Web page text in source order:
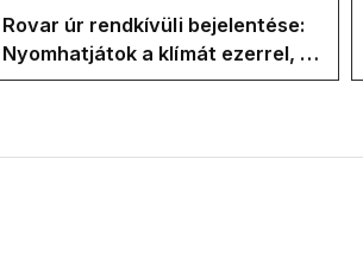
kialakult helyzetért
Rovar úr rendkívüli bejelentése:
Nyomhatjátok a klímát ezerrel, a
hűtőket letekerhetitek, vége az